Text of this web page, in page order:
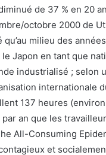
de 37 % en 20
octobre 2000 de
milieu des
Japon en tant que
industrialisé ; selon
internationale
137 heures
an que les
All-Consuming
et